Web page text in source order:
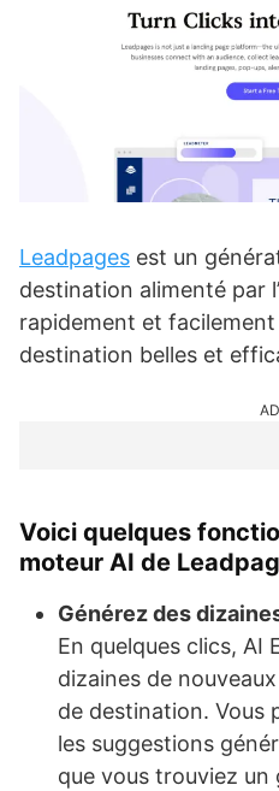
Leadpages est un
destination alimenté par
rapidement et
destination belles et
AD
Voici quelques
moteur AI de
Générez des
En quelques clics, AI
dizaines de
de destination. Vous
les suggestions
que vous trouviez un